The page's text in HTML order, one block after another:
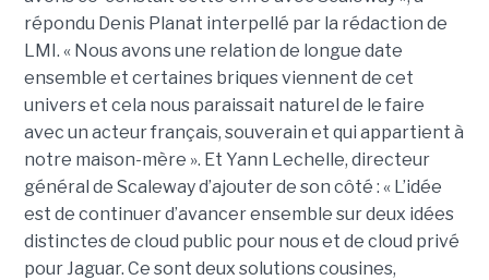
répondu Denis Planat interpellé par la rédaction de
LMI. « Nous avons une relation de longue date
ensemble et certaines briques viennent de cet
univers et cela nous paraissait naturel de le faire
avec un acteur français, souverain et qui appartient à
notre maison-mère ». Et Yann Lechelle, directeur
général de Scaleway d’ajouter de son côté : « L’idée
est de continuer d’avancer ensemble sur deux idées
distinctes de cloud public pour nous et de cloud privé
pour Jaguar. Ce sont deux solutions cousines,